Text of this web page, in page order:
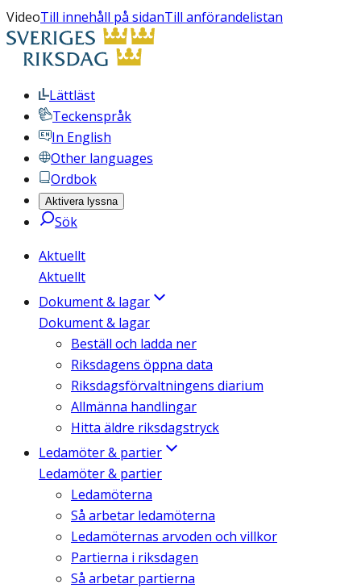
VideoTill innehåll på sidanTill anförandelistan
Lättläst
Teckenspråk
In English
Other languages
Ordbok
Aktivera lyssna
Sök
Aktuellt
Aktuellt
Dokument & lagar
Dokument & lagar
Beställ och ladda ner
Riksdagens öppna data
Riksdagsförvaltningens diarium
Allmänna handlingar
Hitta äldre riksdagstryck
Ledamöter & partier
Ledamöter & partier
Ledamöterna
Så arbetar ledamöterna
Ledamöternas arvoden och villkor
Partierna i riksdagen
Så arbetar partierna